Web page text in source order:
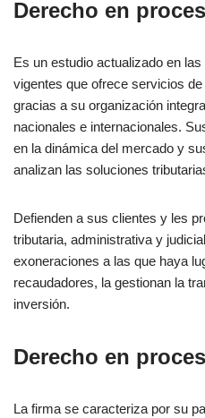
Derecho en
Es un estudio actualizado en
vigentes que ofrece servicios
gracias a su organización
nacionales e internacionales.
en la dinámica del mercado y
analizan las soluciones
Defienden a sus clientes y les
tributaria, administrativa y
exoneraciones a las que haya
recaudadores, la gestionan la
inversión.
Derecho en
La firma se caracteriza por su